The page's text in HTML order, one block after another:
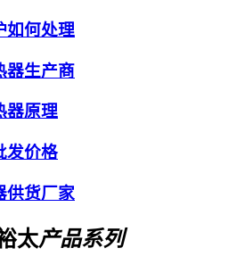
如何处理
器生产商
器原理
发价格
供货厂家
太产品系列